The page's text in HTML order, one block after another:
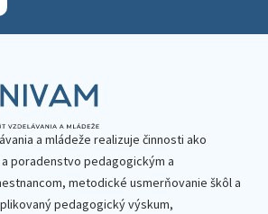
a mládeže realizuje činnosti ako
poradenstvo pedagogickým a
metodické usmerňovanie škôl a
pedagogický výskum,